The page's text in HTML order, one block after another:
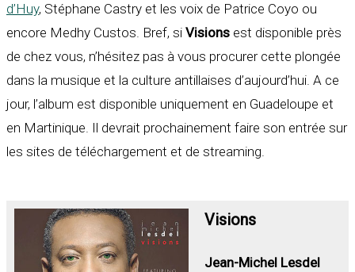
d’Huy, Stéphane Castry et les voix de Patrice Coyo ou
encore Medhy Custos. Bref, si Visions est disponible près
de chez vous, n’hésitez pas à vous procurer cette plongée
dans la musique et la culture antillaises d’aujourd’hui. A ce
jour, l’album est disponible uniquement en Guadeloupe et
en Martinique. Il devrait prochainement faire son entrée sur
les sites de téléchargement et de streaming.
Visions
Jean-Michel Lesdel